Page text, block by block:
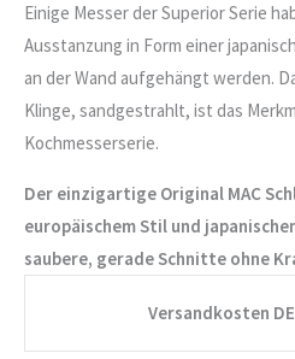
Einige Messer der Superior Serie
Ausstanzung in Form einer
an der Wand aufgehängt werden.
Klinge, sandgestrahlt, ist das
Kochmesserserie.
Der einzigartige Original MAC
europäischem Stil und
saubere, gerade Schnitte ohne
Versandkosten DE